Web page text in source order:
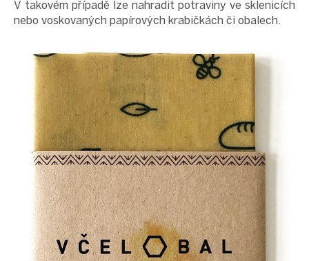
V takovém případě lze nahradit potraviny ve sklenicích
nebo voskovaných papírových krabičkách či obalech.